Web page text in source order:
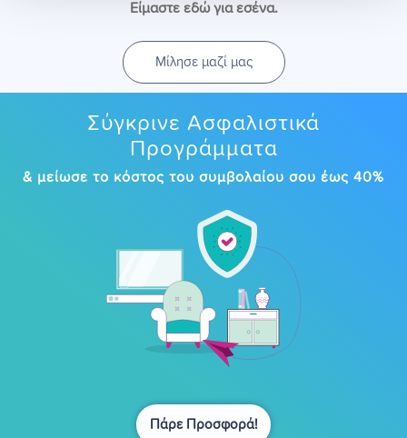
Είμαστε εδώ για εσένα.
Μίλησε μαζί μας
Σύγκρινε Ασφαλιστικά
Προγράμματα
& μείωσε το κόστος του συμβολαίου σου έως 40%
Πάρε Προσφορά!